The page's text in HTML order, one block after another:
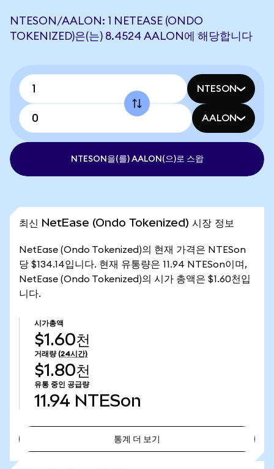
NTESON/AALON: 1 NETEASE (ONDO
TOKENIZED)은(는) 8.4524 AALON에 해당합니다
NTESON
AALON
NTESON을(를) AALON(으)로 스왑
최신 NetEase (Ondo Tokenized) 시장 정보
NetEase (Ondo Tokenized)의 현재 가격은 NTESon
당 $134.14입니다. 현재 유통량은 11.94 NTESon이며,
NetEase (Ondo Tokenized)의 시가 총액은 $1.60천입
니다.
시가총액
$1.60천
거래량 (24시간)
$1.80천
유통 중인 공급량
11.94 NTESon
통계 더 보기